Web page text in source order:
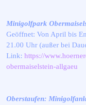
Minigolfpark
Geöffnet: Von April bis
21.00 Uhr (außer bei
Link: https://
obermaiselstein-allgaeu
Oberstaufen: